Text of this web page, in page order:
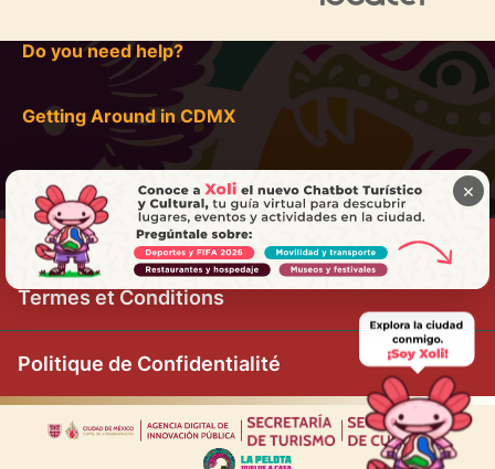
Do you need help?
Getting Around in CDMX
Termes et Conditions
Politique de Confidentialité
|
×